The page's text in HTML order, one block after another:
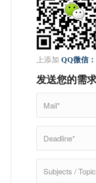
上添加 QQ微信
发送您的需